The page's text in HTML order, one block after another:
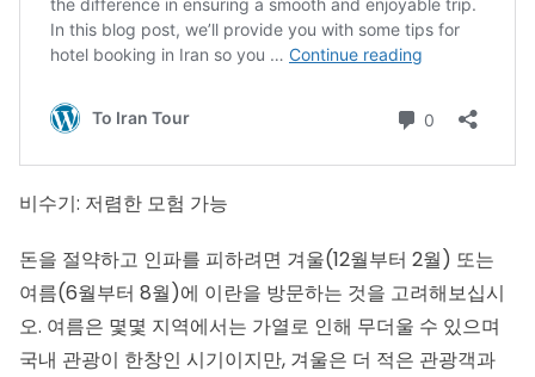
비수기: 저렴한 모험 가능
돈을 절약하고 인파를 피하려면 겨울(12월부터 2월) 또는
여름(6월부터 8월)에 이란을 방문하는 것을 고려해보십시
오. 여름은 몇몇 지역에서는 가열로 인해 무더울 수 있으며
국내 관광이 한창인 시기이지만, 겨울은 더 적은 관광객과